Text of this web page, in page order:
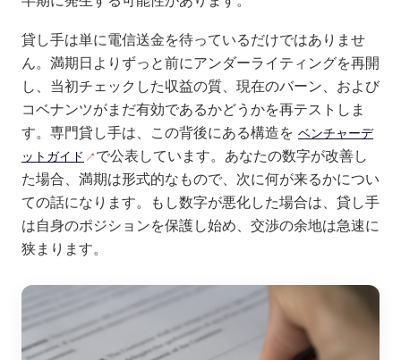
貸し手は単に電信送金を待っているだけではありませ
ん。満期日よりずっと前にアンダーライティングを再開
し、当初チェックした収益の質、現在のバーン、および
コベナンツがまだ有効であるかどうかを再テストしま
す。専門貸し手は、この背後にある構造を ベンチャーデ
ットガイド
で公表しています。あなたの数字が改善し
た場合、満期は形式的なもので、次に何が来るかについ
ての話になります。もし数字が悪化した場合は、貸し手
は自身のポジションを保護し始め、交渉の余地は急速に
狭まります。